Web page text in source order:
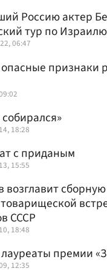
Россию актер
тур по Израилю
06:47
признаки
18:28
с приданым
15:55
возглавит
СССР
18:48
премии
12:35